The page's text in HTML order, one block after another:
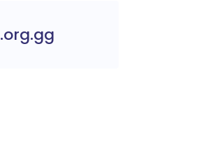
.org.gg